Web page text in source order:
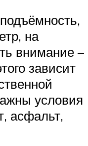
на
внимание –
зависит
условия
асфальт,